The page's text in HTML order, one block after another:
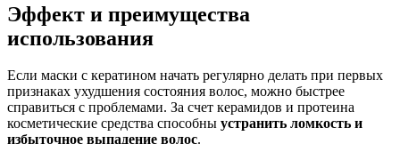
Эффект и преимущества
использования
Если маски с кератином начать регулярно делать при первых
признаках ухудшения состояния волос, можно быстрее
справиться с проблемами. За счет керамидов и протеина
косметические средства способны устранить ломкость и
избыточное выпадение волос.